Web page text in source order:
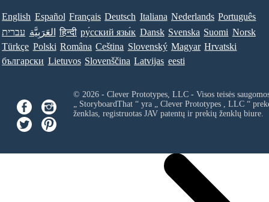
English Español Français Deutsch Italiana Nederlands Português
עברית العَرَبِيَّة हिन्दी ру́сский язы́к Dansk Svenska Suomi Norsk
Türkçe Polski Româna Ceština Slovenský Magyar Hrvatski
български Lietuvos Slovenščina Latvijas eesti
© 2026 - Clever Prototypes, LLC - Visos teisės
„ StoryboardThat “ yra „ Clever Prototypes , LLC“
ženklas, registruotas JAV patentų ir prekių ženklų biure.